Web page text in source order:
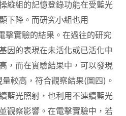
縱組的記憶登錄功能在受藍光
下降。而研究小組也用
擊實驗的結果。在過往的研究
因的表現在未活化或已活化中
，而在實驗結果中，可以發現
較高，符合觀察結果( 圖四) 。
藍光照射，也利用不連續藍光
觀察影響。在電擊實驗中，若